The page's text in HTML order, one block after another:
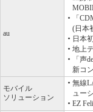
au
「
(日本
日本
地上
「声
新コ
モバイル
ソリューション
無線
ュー
EZ